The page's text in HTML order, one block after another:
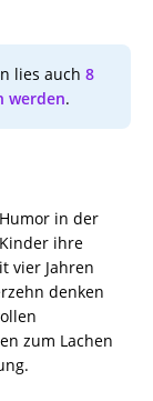
lies auch 8
werden.
in der
ihre
vier Jahren
denken
zum Lachen